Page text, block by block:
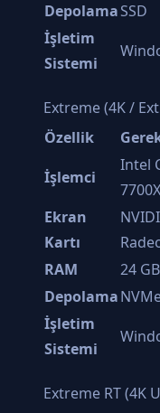
DepolamaSSD
İşletim
Sistemi
Extreme (4K /
Özellik
İşlemci
Intel
7700X
Ekran
Kartı
RAM
24 GB
Depolama
İşletim
Sistemi
Extreme RT (4K